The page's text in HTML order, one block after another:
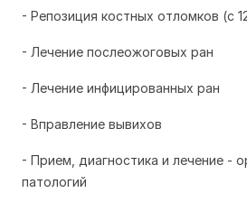
- Репозиция костных отломков (с
- Лечение послеожоговых ран
- Лечение инфицированных ран
- Вправление вывихов
- Прием, диагностика и лечение -
патологий